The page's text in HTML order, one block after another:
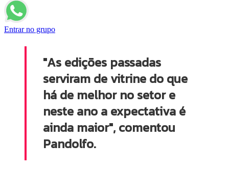
Entrar no grupo
"As edições passadas
serviram de vitrine do que
há de melhor no setor e
neste ano a expectativa é
ainda maior", comentou
Pandolfo.